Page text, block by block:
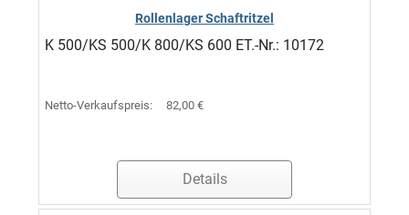
Rollenlager Schaftritzel
K 500/KS 500/K 800/KS 600 ET.-Nr.: 10172
Netto-Verkaufspreis: 82,00 €
Details